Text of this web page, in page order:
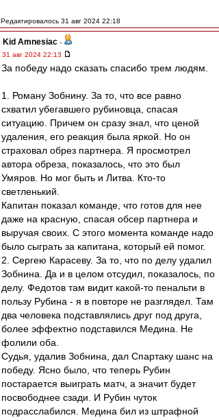
Редактировалось 31 авг 2024 22:18
Kid Amnesiac -
31 авг 2024 22:13
За победу надо сказать спасибо трем людям.
1. Роману Зобнину. За то, что все равно
схватил убегавшего рубиновца, спасая
ситуацию. Причем он сразу знал, что ценой
удаления, его реакция была яркой. Но он
страховал обрез партнера. Я просмотрел
автора обреза, показалось, что это был
Умяров. Но мог быть и Литва. Кто-то
светленький.
Капитан показал команде, что готов для нее
даже на красную, спасая обсер партнера и
выручая своих. С этого момента команде надо
было сыграть за капитана, который ей помог.
2. Сергею Карасеву. За то, что по делу удалил
Зобнина. Да и в целом отсудил, показалось, по
делу. Федотов там видит какой-то пенальти в
пользу Рубина - я в повторе не разглядел. Там
два человека подставлялись друг под друга,
более эффектно подставился Медина. Не
фолили оба.
Судья, удалив Зобнина, дал Спартаку шанс на
победу. Ясно было, что теперь Рубин
постарается выиграть матч, а значит будет
посвободнее сзади. И Рубин чуток
подрасслабился. Медина бил из штрафной